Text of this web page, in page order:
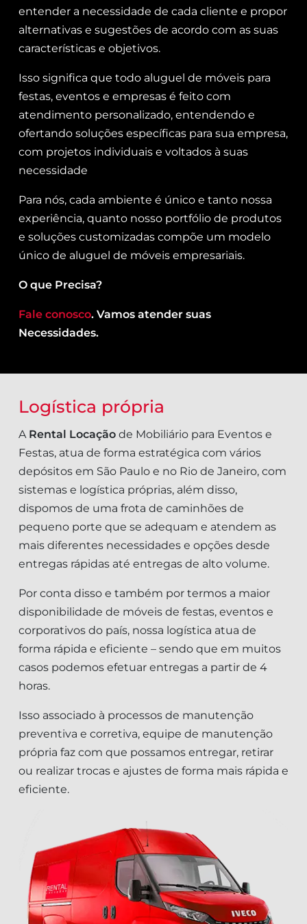
entender a necessidade de cada cliente e propor
alternativas e sugestões de acordo com as suas
características e objetivos.
Isso significa que todo aluguel de móveis para
festas, eventos e empresas é feito com
atendimento personalizado, entendendo e
ofertando soluções específicas para sua empresa,
com projetos individuais e voltados à suas
necessidade
Para nós, cada ambiente é único e tanto nossa
experiência, quanto nosso portfólio de produtos
e soluções customizadas compõe um modelo
único de aluguel de móveis empresariais.
O que Precisa?
Fale conosco. Vamos atender suas
Necessidades.
Logística própria
A Rental Locação de Mobiliário para Eventos e
Festas, atua de forma estratégica com vários
depósitos em São Paulo e no Rio de Janeiro, com
sistemas e logística próprias, além disso,
dispomos de uma frota de caminhões de
pequeno porte que se adequam e atendem as
mais diferentes necessidades e opções desde
entregas rápidas até entregas de alto volume.
Por conta disso e também por termos a maior
disponibilidade de móveis de festas, eventos e
corporativos do país, nossa logística atua de
forma rápida e eficiente – sendo que em muitos
casos podemos efetuar entregas a partir de 4
horas.
Isso associado à processos de manutenção
preventiva e corretiva, equipe de manutenção
própria faz com que possamos entregar, retirar
ou realizar trocas e ajustes de forma mais rápida e
eficiente.